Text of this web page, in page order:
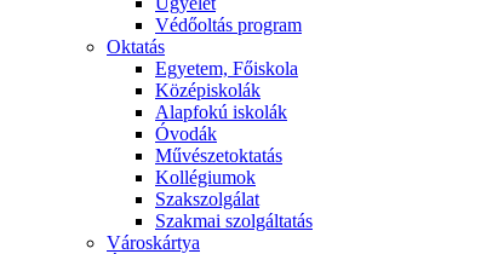
Védőoltás program
Oktatás
Egyetem, Főiskola
Középiskolák
Alapfokú iskolák
Óvodák
Művészetoktatás
Kollégiumok
Szakszolgálat
Szakmai szolgáltatás
Városkártya